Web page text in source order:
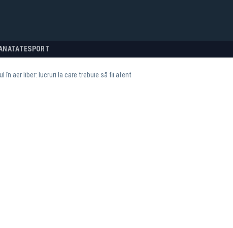
SPORT
în aer liber: lucruri la care trebuie să fii atent